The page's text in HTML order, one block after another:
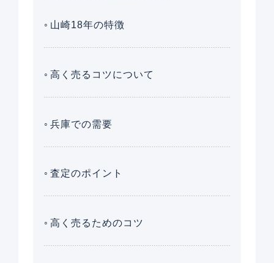
山崎18年の特徴
高く売るコツについて
兵庫での需要
査定のポイント
高く売るためのコツ